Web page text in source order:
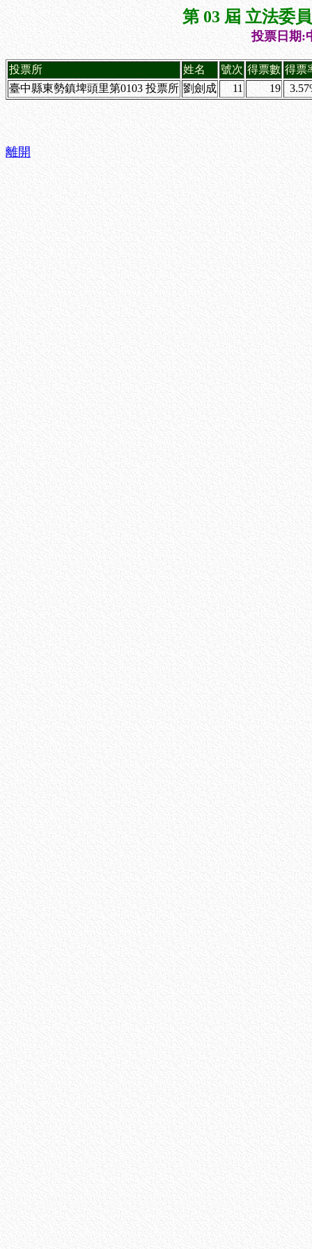
第 03 屆 立法委
投票日期:
投票所 姓名 號次 得票數 得票
臺中縣東勢鎮埤頭里第0103 投票所 劉劍成 11 19
離開